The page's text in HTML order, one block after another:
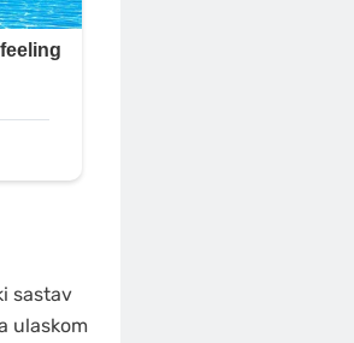
sastav
ulaskom